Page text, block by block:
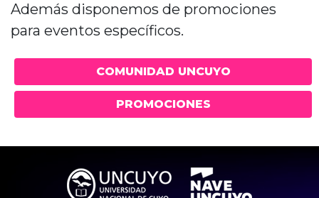
Además disponemos de promociones
para eventos específicos.
COMUNIDAD UNCUYO
PROMOCIONES